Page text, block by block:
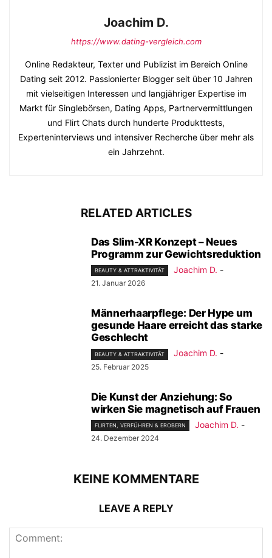
Joachim D.
https://www.dating-vergleich.com
Online Redakteur, Texter und Publizist im Bereich Online
Dating seit 2012. Passionierter Blogger seit über 10 Jahren
mit vielseitigen Interessen und langjähriger Expertise im
Markt für Singlebörsen, Dating Apps, Partnervermittlungen
und Flirt Chats durch hunderte Produkttests,
Experteninterviews und intensiver Recherche über mehr als
ein Jahrzehnt.
RELATED ARTICLES
Das Slim-XR Konzept – Neues
Programm zur Gewichtsreduktion
BEAUTY & ATTRAKTIVITÄT Joachim D. -
21. Januar 2026
Männerhaarpflege: Der Hype um
gesunde Haare erreicht das starke
Geschlecht
BEAUTY & ATTRAKTIVITÄT Joachim D. -
25. Februar 2025
Die Kunst der Anziehung: So
wirken Sie magnetisch auf Frauen
FLIRTEN, VERFÜHREN & EROBERN Joachim D. -
24. Dezember 2024
KEINE KOMMENTARE
LEAVE A REPLY